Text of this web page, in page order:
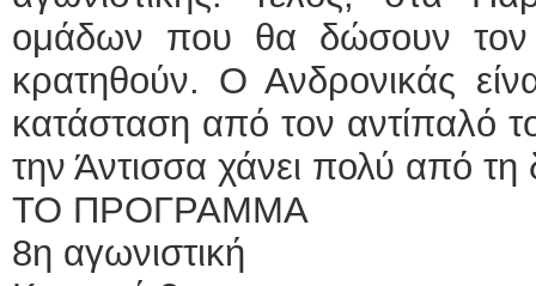
ομάδων που θα δώσουν τον
κρατηθούν. Ο Ανδρονικάς
κατάσταση από τον αντίπαλό
την Άντισσα χάνει πολύ από τη
ΤΟ ΠΡΟΓΡΑΜΜΑ
8η αγωνιστική